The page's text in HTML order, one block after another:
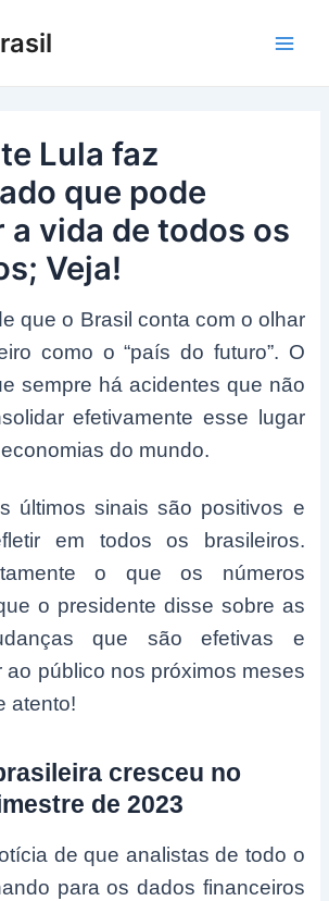
Lula faz
que pode
a vida de todos os
Veja!
que o Brasil conta com o olhar
como o “país do futuro”. O
sempre há acidentes que não
efetivamente esse lugar
do mundo.
últimos sinais são positivos e
em todos os brasileiros.
o que os números
o presidente disse sobre as
que são efetivas e
ao público nos próximos meses
atento!
cresceu no
de 2023
de que analistas de todo o
para os dados financeiros